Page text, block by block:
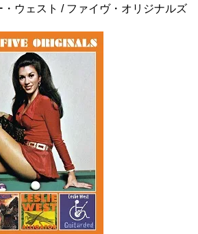
ウェスト / ファイヴ・オリジナルズ